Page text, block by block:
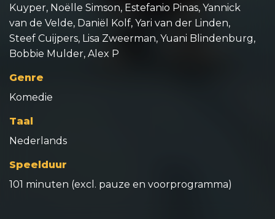
Kuyper, Noëlle Simson, Estefanio Pinas, Yannick
van de Velde, Daniël Kolf, Yari van der Linden,
Steef Cuijpers, Lisa Zweerman, Yuani Blindenburg,
Bobbie Mulder, Alex P
Genre
Komedie
Taal
Nederlands
Speelduur
101 minuten (excl. pauze en voorprogramma)